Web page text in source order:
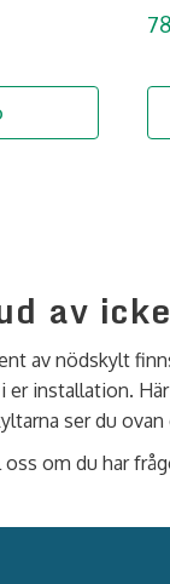
av
av nödskylt
er installation.
ser du
om du har